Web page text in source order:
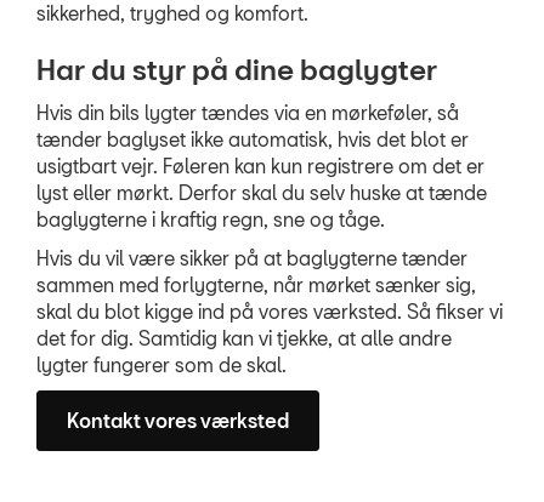
sikkerhed, tryghed og komfort.
Har du styr på dine baglygter
Hvis din bils lygter tændes via en mørkeføler, så
tænder baglyset ikke automatisk, hvis det blot er
usigtbart vejr. Føleren kan kun registrere om det er
lyst eller mørkt. Derfor skal du selv huske at tænde
baglygterne i kraftig regn, sne og tåge.
Hvis du vil være sikker på at baglygterne tænder
sammen med forlygterne, når mørket sænker sig,
skal du blot kigge ind på vores værksted. Så fikser vi
det for dig. Samtidig kan vi tjekke, at alle andre
lygter fungerer som de skal.
Kontakt vores værksted